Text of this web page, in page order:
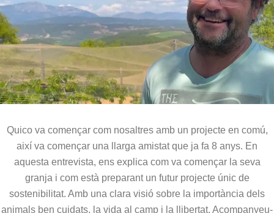
Quico va començar com nosaltres amb un projecte en comú,
així va començar una llarga amistat que ja fa 8 anys. En
aquesta entrevista, ens explica com va començar la seva
granja i com està preparant un futur projecte únic de
sostenibilitat. Amb una clara visió sobre la importància dels
animals ben cuidats, la vida al camp i la llibertat. Acompanyeu-